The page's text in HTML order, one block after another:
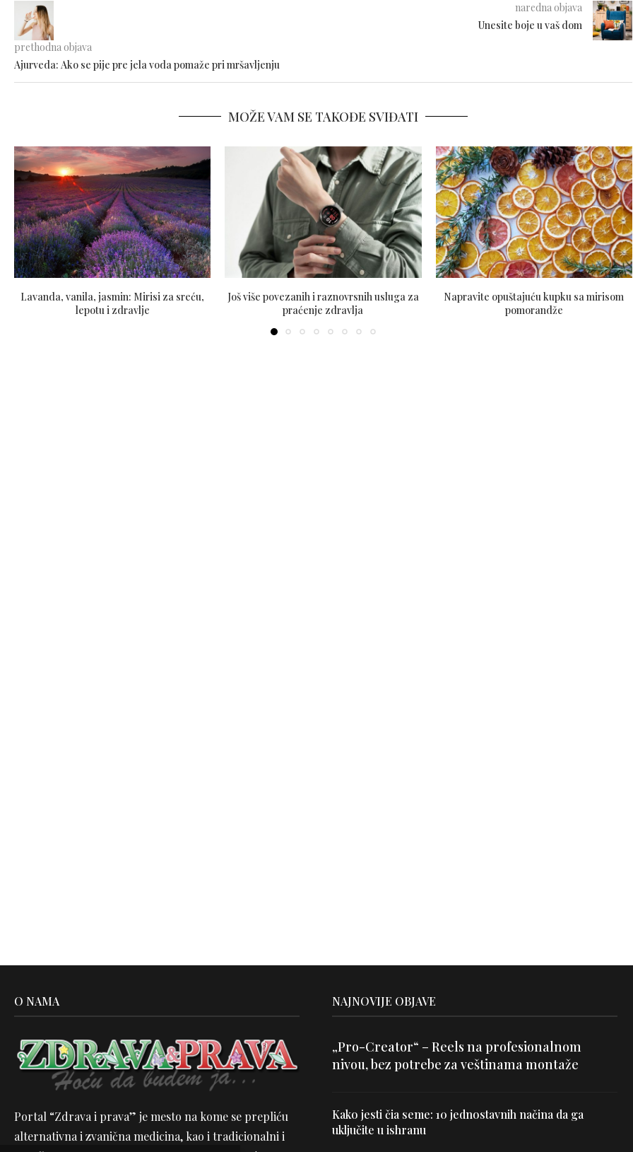
prethodna objava
Ajurveda: Ako se pije pre jela voda pomaže pri mršavljenju
naredna objava
Unesite boje u vaš dom
MOŽE VAM SE TAKOĐE SVIĐATI
Lavanda, vanila, jasmin: Mirisi za sreću,
lepotu i zdravlje
Još više povezanih i raznovrsnih usluga za
praćenje zdravlja
Napravite opuštajuću kupku sa mirisom
pomorandže
O NAMA
Portal “Zdrava i prava” je mesto na kome se prepliću
alternativna i zvanična medicina, kao i tradicionalni i
NAJNOVIJE OBJAVE
„Pro-Creator“ – Reels na profesionalnom
nivou, bez potrebe za veštinama montaže
Kako jesti čia seme: 10 jednostavnih načina da ga
uključite u ishranu